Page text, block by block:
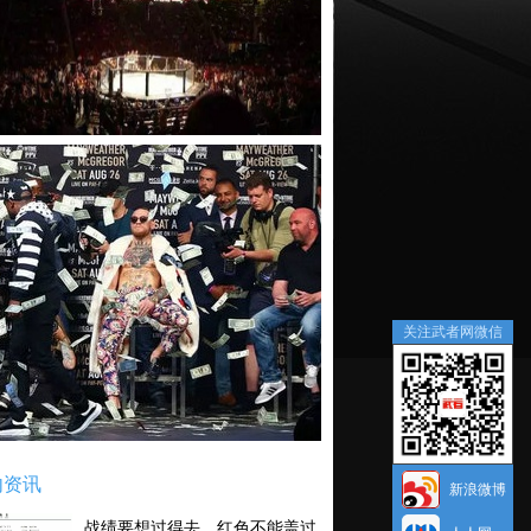
讯
关注武者网微信
新浪微博